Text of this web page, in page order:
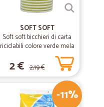
SOFT SOFT
Soft soft bicchieri di carta
riciclabili colore verde mela
2 € 2,19 €
-11%